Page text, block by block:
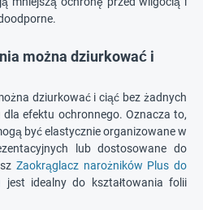
można dziurkować i
dziurkować i ciąć bez żadnych
efektu ochronnego. Oznacza to,
być elastycznie organizowane w
lub dostosowane do
Zaokrąglacz narożników Plus do
jest idealny do kształtowania folii